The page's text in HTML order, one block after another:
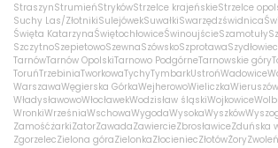
StraszynStrumieńStrykówStrzelce krajeńskieStrzelce
Suchy Las/ZłotnikiSulejówekSuwałkiSwarzędzświdnica
Święta KatarzynaŚwiętochłowiceŚwinoujścieSzamotuły
SzczytnoSzepietowoSzewnaSzówskoSzprotawaSzydłowiec
TarnówTarnów OpolskiTarnowo PodgórneTarnowskie góry
ToruńTrzebiniaTworkowaTychyTymbarkUstrońWadowice
WarszawaWęgierska GórkaWejherowoWieliczkaWieruszów
WładysławowoWłocławekWodzisław śląskiWojkowice
WronkiWrześniaWschowaWygodaWysokaWyszków
ZamośćżarkiZatorZawadaZawiercieZbrosławiceZduńska
ZgorzelecZielona góraZielonkaZłocieniecZłotówŻoryZwoleń